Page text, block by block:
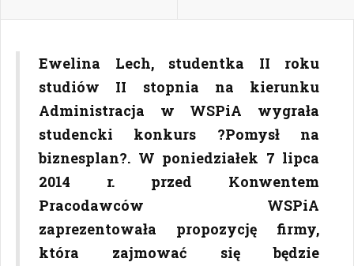
Ewelina Lech, studentka II roku
studiów II stopnia na kierunku
Administracja w WSPiA wygrała
studencki konkurs ?Pomysł na
biznesplan?. W poniedziałek 7 lipca
2014 r. przed Konwentem
Pracodawców WSPiA
zaprezentowała propozycję firmy,
która zajmować się będzie